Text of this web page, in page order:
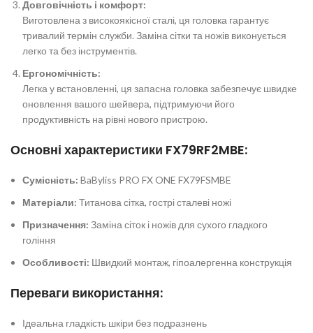
Довговічність і комфорт:
Виготовлена з високоякісної сталі, ця головка гарантує
тривалий термін служби. Заміна сітки та ножів виконується
легко та без інструментів.
Ергономічність:
Легка у встановленні, ця запасна головка забезпечує швидке
оновлення вашого шейвера, підтримуючи його
продуктивність на рівні нового пристрою.
Основні характеристики FX79RF2MBE:
Сумісність: BaByliss PRO FX ONE FX79FSMBE
Матеріали: Титанова сітка, гострі сталеві ножі
Призначення: Заміна сіток і ножів для сухого гладкого
гоління
Особливості: Швидкий монтаж, гіпоалергенна конструкція
Переваги використання:
Ідеальна гладкість шкіри без подразнень